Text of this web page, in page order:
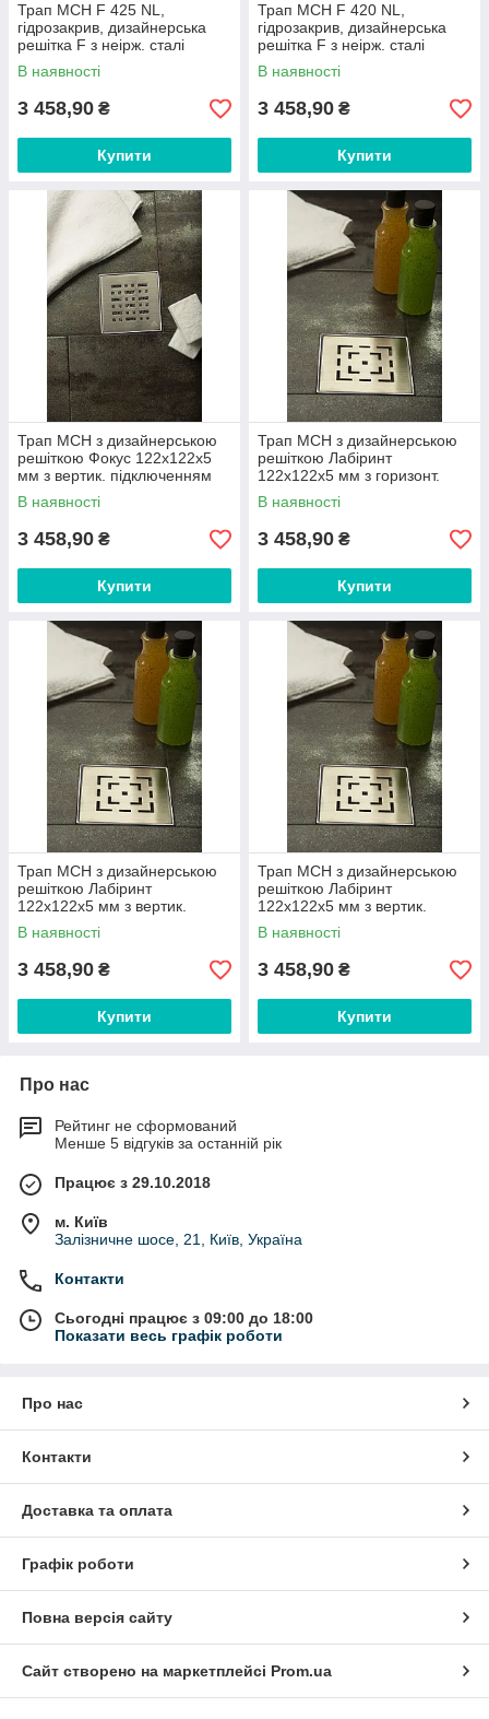
Трап MCH F 425 NL,
гідрозакрив, дизайнерська
решітка F з неірж. сталі
122х122х5 мм,
горизонтальний випуск DN50
В наявності
3 458,90 ₴
Купити
Трап MCH F 420 NL,
гідрозакрив, дизайнерська
решітка F з неірж. сталі
122х122х5 мм, вертикальний
випуск DN50
В наявності
3 458,90 ₴
Купити
Трап МСН з дизайнерською
решіткою Фокус 122х122х5
мм з вертик. підключенням
DN110 арт.F421 NL
В наявності
3 458,90 ₴
Купити
Трап МСН з дизайнерською
решіткою Лабіринт
122х122х5 мм з горизонт.
підключенням DN50 арт.L425
NL
В наявності
3 458,90 ₴
Купити
Трап МСН з дизайнерською
решіткою Лабіринт
122х122х5 мм з вертик.
підключенням DN50 арт.L420
NL
В наявності
3 458,90 ₴
Купити
Трап МСН з дизайнерською
решіткою Лабіринт
122х122х5 мм з вертик.
підключенням DN110
арт.L421 NL
В наявності
3 458,90 ₴
Купити
Про нас
Рейтинг не сформований
Менше 5 відгуків за останній рік
Працює з 29.10.2018
м. Київ
Залізничне шосе, 21, Київ, Україна
Контакти
Сьогодні працює з 09:00 до 18:00
Показати весь графік роботи
Про нас
Контакти
Доставка та оплата
Графік роботи
Повна версія сайту
Сайт створено на маркетплейсі Prom.ua